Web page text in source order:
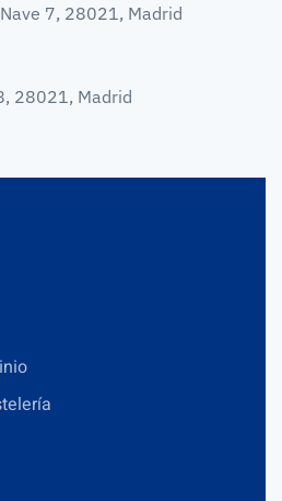
7, 28021, Madrid
28021, Madrid